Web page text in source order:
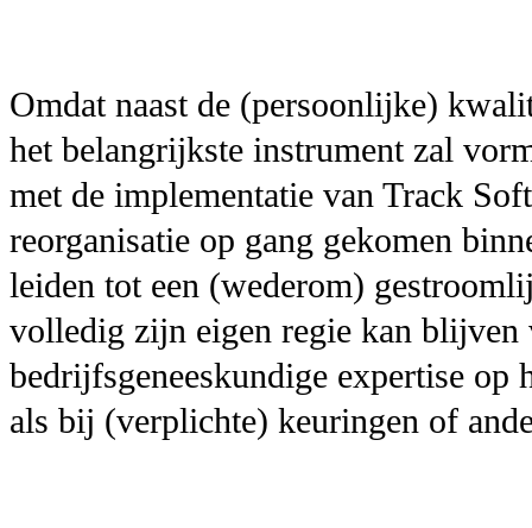
Omdat naast de (persoonlijke)
het belangrijkste instrument zal
met de implementatie van Track
reorganisatie op gang gekomen
leiden tot een (wederom)
volledig zijn eigen regie kan blijven
bedrijfsgeneeskundige expertise
als bij (verplichte) keuringen of